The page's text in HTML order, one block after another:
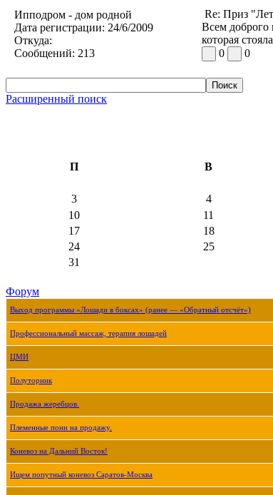
Ипподром - дом родной
Дата регистрации: 24/6/2009
Откуда:
Сообщений: 213
Re: Приз
Всем доброго
которая
0
0
Расширенный поиск
П В
3
4
10
11
17
18
24
25
31
Форум
Выход программы «Лошади в боксах» (ранее — «Обратный отсчёт»)
Профессиональный массаж, терапия лошадей
ЦМИ
Полуторник
Продажа жеребцов.
Племенные пони на продажу.
Коневоз на Дальний Восток!
Ищем попутный коневоз Саратов-Москва